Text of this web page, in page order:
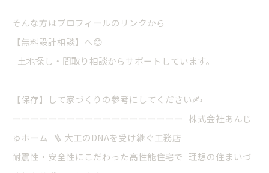
そんな方はプロフィールのリンクから
【無料設計相談】へ😊
土地探し・間取り相談からサポートしています。
【保存】して家づくりの参考にしてください✍️
ーーーーーーーーーーーーーーーーーーー 株式会社あんじ
ゅホーム 🪜 大工のDNAを受け継ぐ工務店
耐震性・安全性にこだわった高性能住宅で 理想の住まいづ